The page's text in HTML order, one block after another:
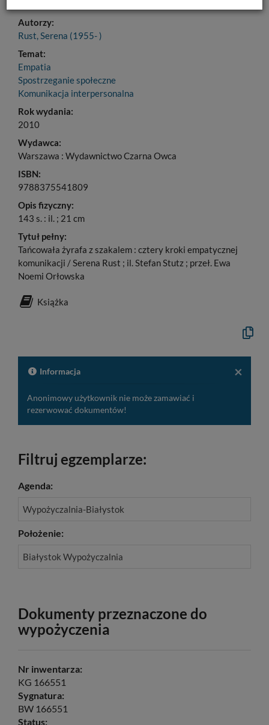
Autorzy:
Rust, Serena (1955- )
Temat:
Empatia
Spostrzeganie społeczne
Komunikacja interpersonalna
Rok wydania:
2010
Wydawca:
Warszawa : Wydawnictwo Czarna Owca
ISBN:
9788375541809
Opis fizyczny:
143 s. : il. ; 21 cm
Tytuł pełny:
Tańcowała żyrafa z szakalem : cztery kroki empatycznej
komunikacji / Serena Rust ; il. Stefan Stutz ; przeł. Ewa
Noemi Orłowska
Książka
Kopiuj
do
×
Informacja
Anonimowy użytkownik nie może zamawiać i
rezerwować dokumentów!
Filtruj egzemplarze:
Agenda:
Wypożyczalnia-Białystok
Położenie:
Białystok Wypożyczalnia
Dokumenty przeznaczone do
wypożyczenia
Nr inwentarza:
KG 166551
Sygnatura:
BW 166551
Status: